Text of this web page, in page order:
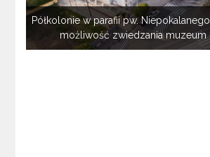
Półkolonie w parafii pw.
możliwość zwiedzania muzeum